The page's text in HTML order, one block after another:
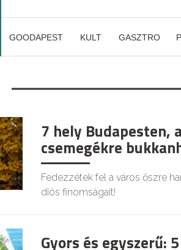
GOODAPEST KULT GASZTRO
7 hely Budapesten,
csemegékre
Fedezzétek fel a város őszre
diós finomságait!
Gyors és egyszerű: